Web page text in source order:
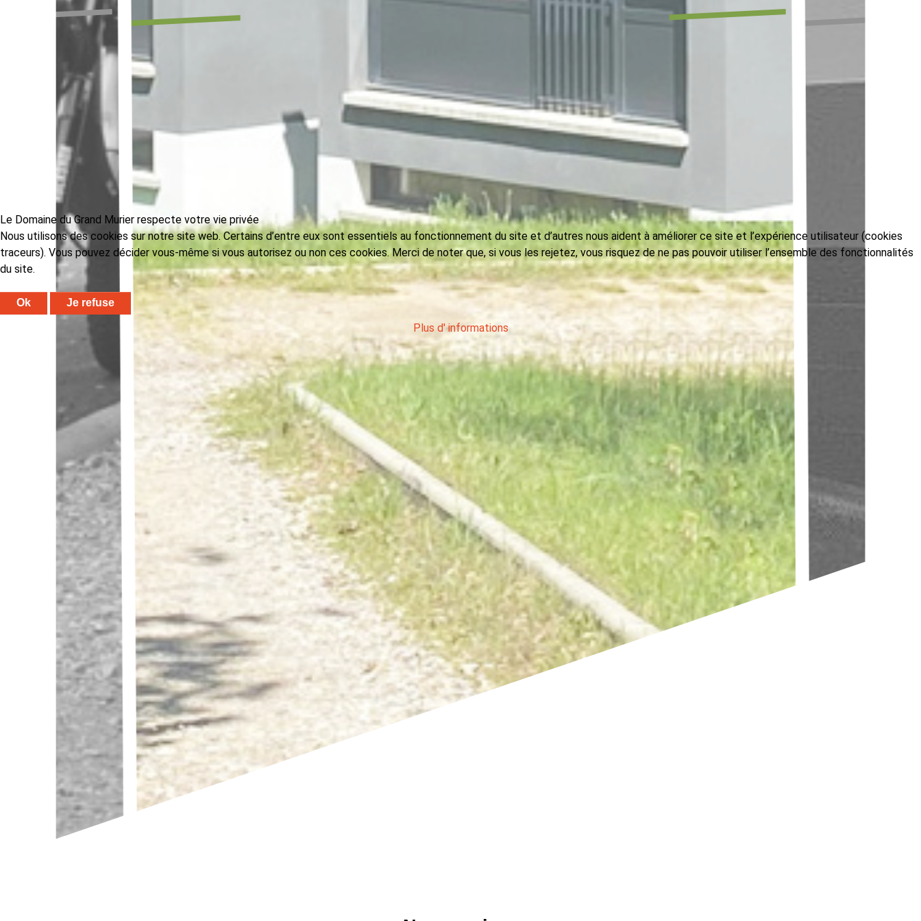
Le Domaine du Grand Murier respecte votre vie privée
Nous utilisons des cookies sur notre site web. Certains d’entre eux sont essentiels au fonctionnement du site et d’autres nous aident à améliorer ce site et l’expérience utilisateur (cookies
traceurs). Vous pouvez décider vous-même si vous autorisez ou non ces cookies. Merci de noter que, si vous les rejetez, vous risquez de ne pas pouvoir utiliser l’ensemble des fonctionnalités
du site.
Ok Je refuse
Plus d' informations